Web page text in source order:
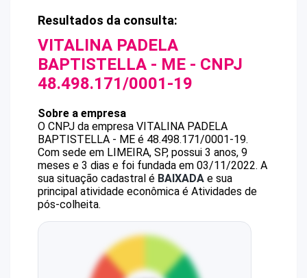
Resultados da consulta:
VITALINA PADELA
BAPTISTELLA - ME - CNPJ
48.498.171/0001-19
Sobre a empresa
O CNPJ da empresa VITALINA PADELA
BAPTISTELLA - ME é 48.498.171/0001-19.
Com sede em LIMEIRA, SP, possui 3 anos, 9
meses e 3 dias e foi fundada em 03/11/2022. A
sua situação cadastral é BAIXADA e sua
principal atividade econômica é Atividades de
pós-colheita.